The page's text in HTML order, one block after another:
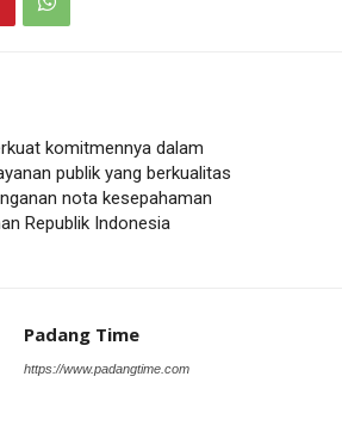
komitmennya dalam
publik yang berkualitas
nota kesepahaman
Republik Indonesia
Padang Time
https://www.padangtime.com